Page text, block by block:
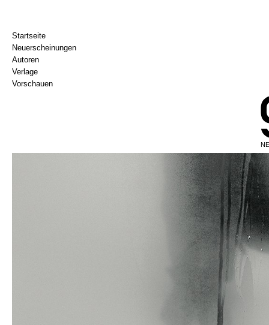
Startseite
Neuerscheinungen
Autoren
Verlage
Vorschauen